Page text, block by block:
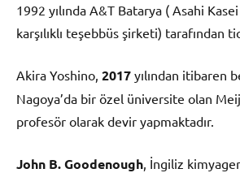
1992 yılında A&T Batarya ( Asahi Kasei
karşılıklı teşebbüs şirketi) tarafından
Akira Yoshino, 2017 yılından itibaren
Nagoya’da bir özel üniversite olan
profesör olarak devir yapmaktadır.
John B. Goodenough , İngiliz kimyager